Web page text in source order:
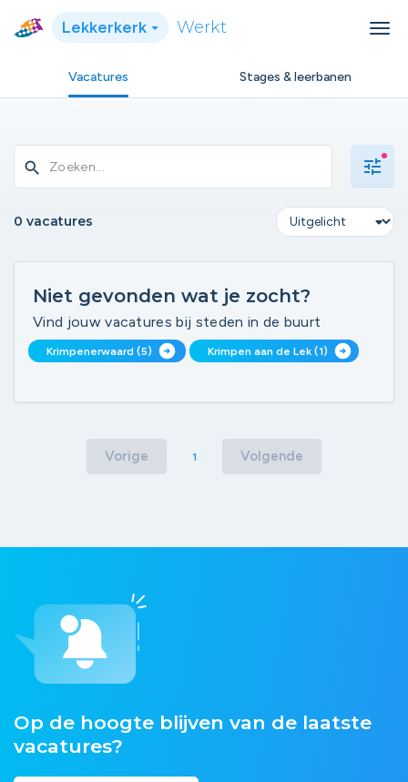
Lekkerkerk Werkt
Vacatures Stages & leerbanen
search tune
0 vacatures
Niet gevonden wat je zocht?
Vind jouw vacatures bij steden in de buurt
Krimpenerwaard (5) arrow_circle_right Krimpen aan de Lek (1) arrow_circle_right
Vorige 1 Volgende
Op de hoogte blijven van de laatste
vacatures?